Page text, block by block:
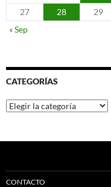
27
28 29
« Sep
CATEGORÍAS
Categorías
CONTACTO